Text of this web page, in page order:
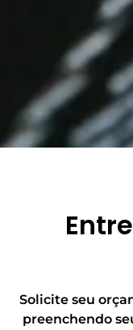
Solicite seu
preenchendo